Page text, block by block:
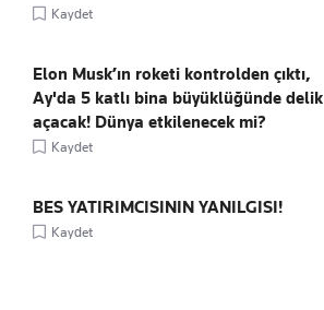
Kaydet
Elon Musk’ın roketi kontrolden çıktı,
Ay'da 5 katlı bina büyüklüğünde delik
açacak! Dünya etkilenecek mi?
Kaydet
BES YATIRIMCISININ YANILGISI!
Kaydet